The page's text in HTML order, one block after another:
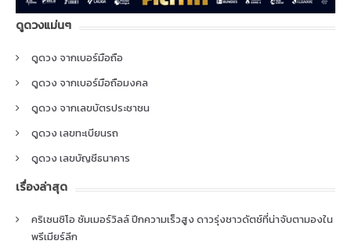
ดูดวงแม่นๆ
ดูดวง จากเบอร์มือถือ
ดูดวง จากเบอร์มือถือมงคล
ดูดวง จากเลขบัตรประชาชน
ดูดวง เลขทะเบียนรถ
ดูดวง เลขบัญชีธนาคาร
เรื่องล่าสุด
คริเซนซิโอ ซัมเมอร์วิลล์ ปีกความเร็วสูง ดาวรุ่งชาวดัตช์ที่น่าจับตามองใน
พรีเมียร์ลีก